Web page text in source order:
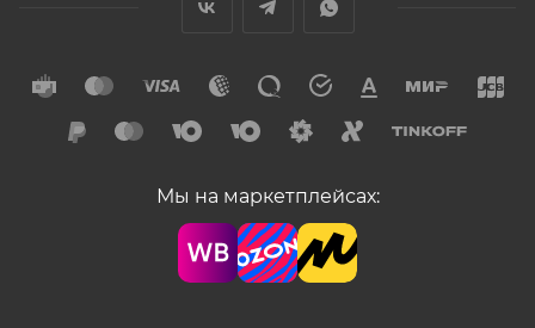
Мы на маркетплейсах: